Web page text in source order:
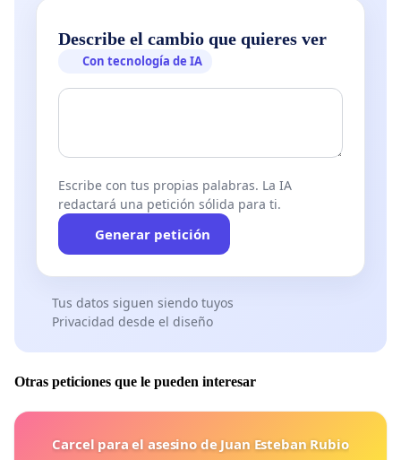
Describe el cambio que quieres ver
Con tecnología de IA
Escribe con tus propias palabras. La IA
redactará una petición sólida para ti.
Generar petición
Tus datos siguen siendo tuyos
Privacidad desde el diseño
Otras peticiones que le pueden interesar
Carcel para el asesino de Juan Esteban Rubio